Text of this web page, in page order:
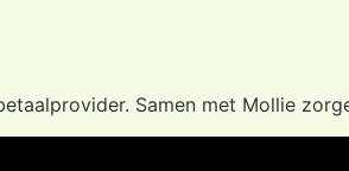
Samen met Mollie